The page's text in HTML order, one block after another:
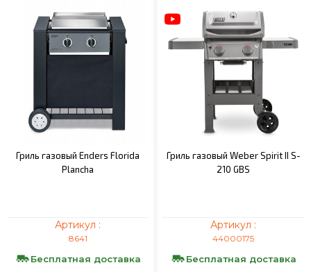
Гриль газовый Enders Florida
Plancha
Артикул :
8641
Бесплатная доставка
Гриль газовый Weber Spirit II S-
210 GBS
Артикул :
44000175
Бесплатная доставка